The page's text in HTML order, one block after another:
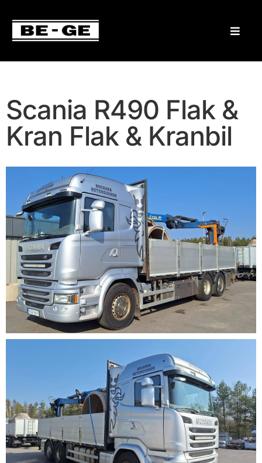
Scania R490 Flak &
Kran Flak & Kranbil